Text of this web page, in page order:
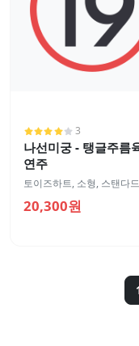
3
나선미궁 - 탱글주름
연주
토이즈하트, 소형, 스탠다드
20,300원